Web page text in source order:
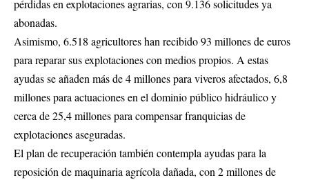
pérdidas en explotaciones agrarias, con 9.136 solicitudes ya
abonadas.
Asimismo, 6.518 agricultores han recibido 93 millones de euros
para reparar sus explotaciones con medios propios. A estas
ayudas se añaden más de 4 millones para viveros afectados, 6,8
millones para actuaciones en el dominio público hidráulico y
cerca de 25,4 millones para compensar franquicias de
explotaciones aseguradas.
El plan de recuperación también contempla ayudas para la
reposición de maquinaria agrícola dañada, con 2 millones de